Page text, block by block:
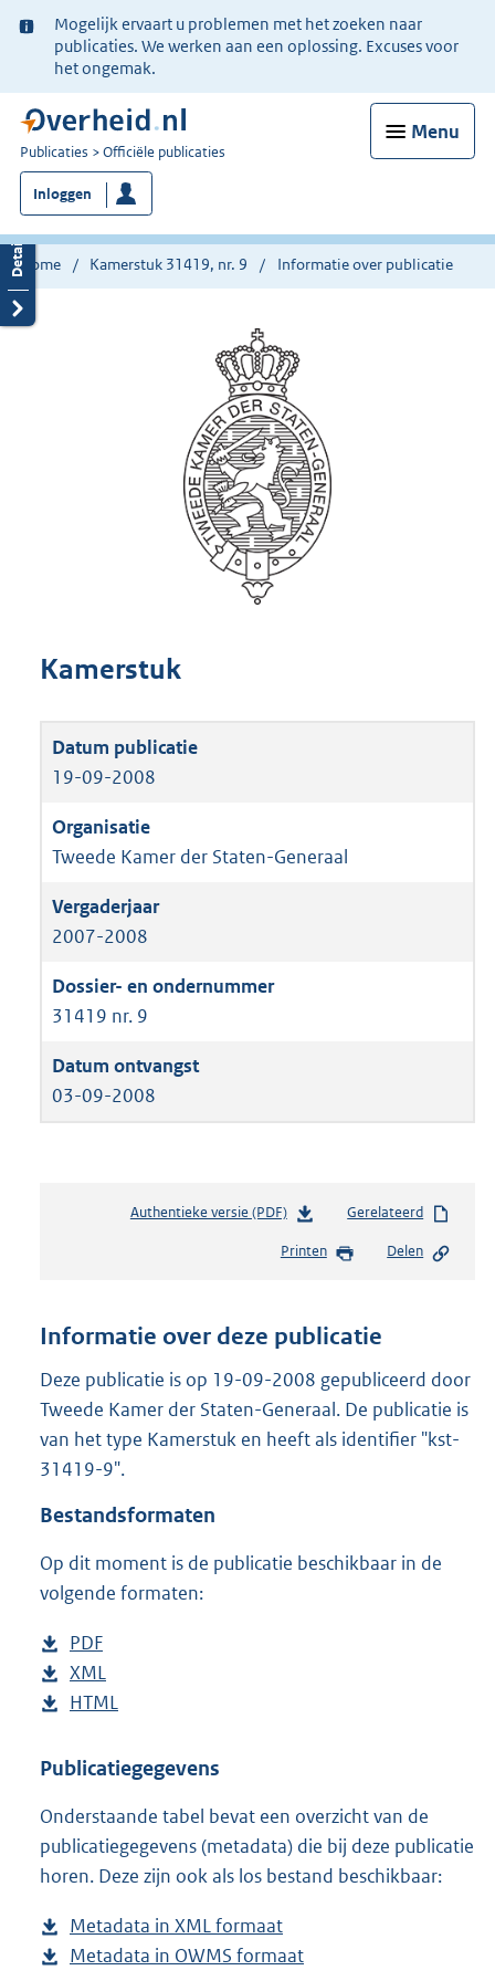
Ter
informatie:
Mogelijk ervaart u problemen met het zoeken naar
publicaties. We werken aan een oplossing. Excuses voor
het ongemak.
Menu
U
bent
nu
hier:
Publicaties Officiële publicaties
Inloggen
Home Kamerstuk 31419, nr. 9 Informatie over publicatie
Kamerstuk
19-09-2008
Tweede Kamer der Staten-Generaal
2007-2008
31419 nr. 9
03-09-2008
Authentieke versie (PDF)b
s
n
s
r
o
:
Gerelateerd
Printen Delen
Informatie over deze publicatie
Deze publicatie is op 19-09-2008 gepubliceerd door
Tweede Kamer der Staten-Generaal. De publicatie is
van het type Kamerstuk en heeft als identifier "kst-
31419-9".
Bestandsformaten
Op dit moment is de publicatie beschikbaar in de
volgende formaten:
D
o
w
l
a
d
p
b
l
PDF
e
s
a
d
s
g
o
o
D
o
n
o
a
d
u
b
XML
e
t
n
d
s
r
o
D
w
l
o
a
p
u
HTML
s
a
n
d
g
r
Publicatiegegevens
Onderstaande tabel bevat een overzicht van de
publicatiegegevens (metadata) die bij deze publicatie
horen. Deze zijn ook als los bestand beschikbaar:
Metadata in XML formaat
e
Metadata in OWMS formaat